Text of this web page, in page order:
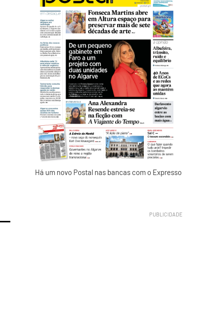
Há um novo Postal nas bancas com o Expresso